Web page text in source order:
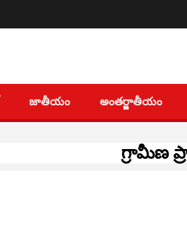
జాతీయం అంతర్జాతీయం
గ్రామీణ